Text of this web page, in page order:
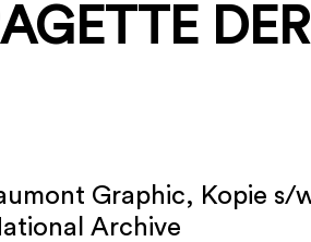
Graphic, Kopie s/
Archive